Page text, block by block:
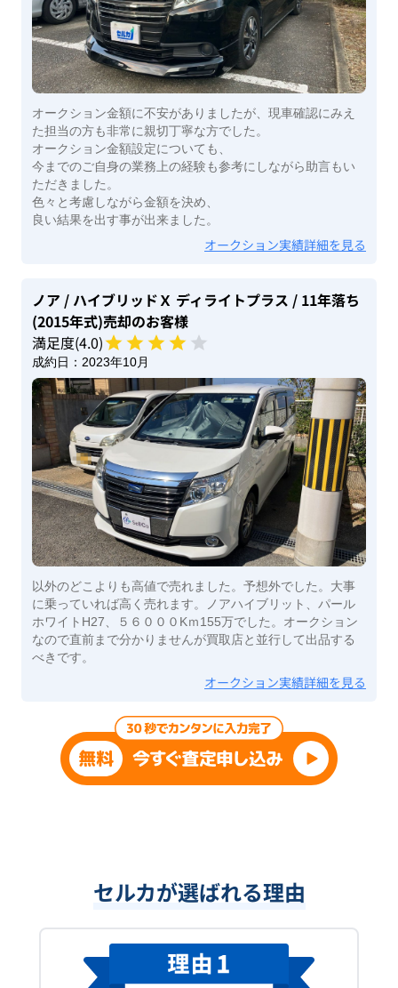
オークション金額に不安がありましたが、現車確認にみえ
た担当の方も非常に親切丁寧な方でした。
オークション金額設定についても、
今までのご自身の業務上の経験も参考にしながら助言もい
ただきました。
色々と考慮しながら金額を決め、
良い結果を出す事が出来ました。
オークション実績詳細を見る
ノア / ハイブリッドＸ ディライトプラス / 11年落ち
(2015年式)売却のお客様
満足度(4.0)
成約日： 2023年10月
以外のどこよりも高値で売れました。予想外でした。大事
に乗っていれば高く売れます。ノアハイブリット、パール
ホワイトH27、５６０００Kｍ155万でした。オークション
なので直前まで分かりませんが買取店と並行して出品する
べきです。
オークション実績詳細を見る
セルカが選ばれる理由